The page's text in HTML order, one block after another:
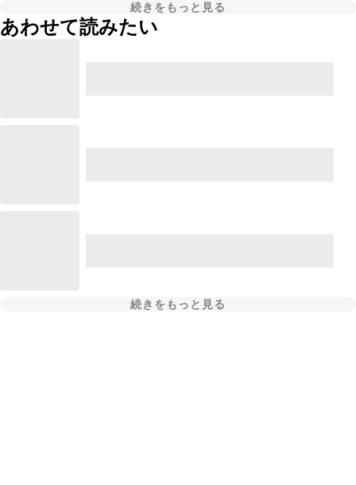
続きをもっと見る
あわせて読みたい
続きをもっと見る